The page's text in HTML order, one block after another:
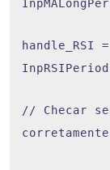
handle_RSI
// Checar
corretamente